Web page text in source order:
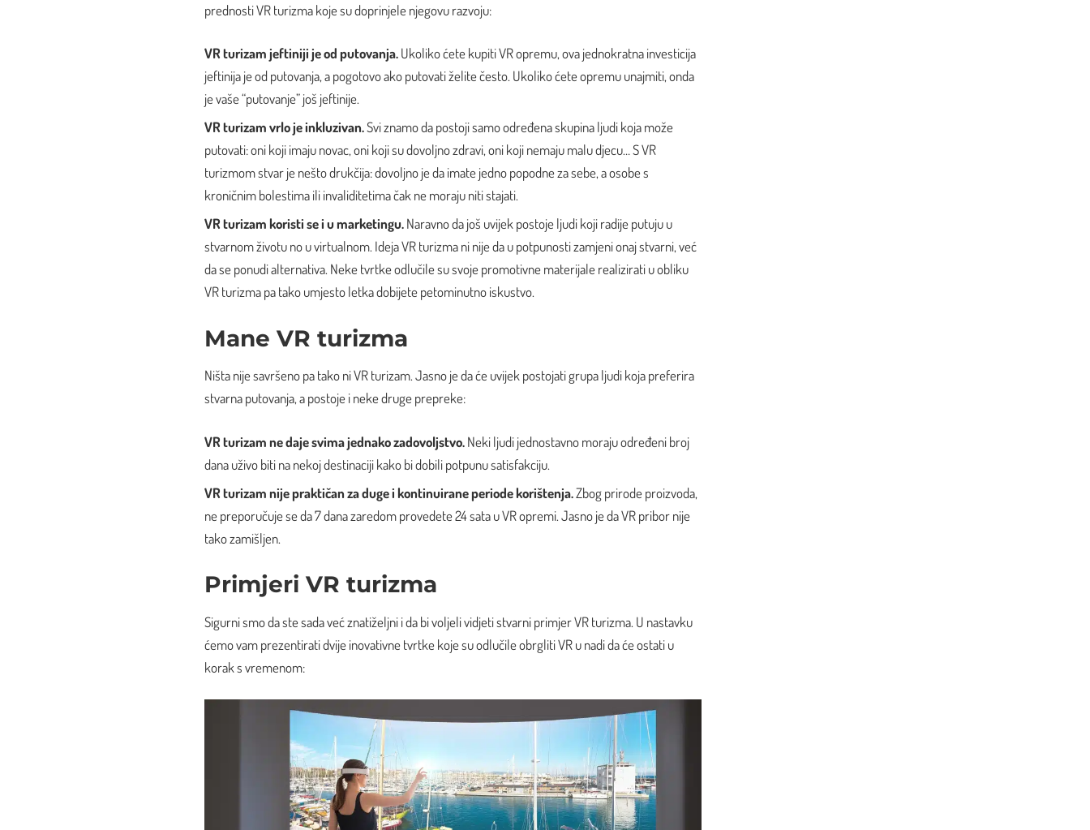
prednosti VR turizma koje su doprinjele njegovu razvoju:
VR turizam jeftiniji je od putovanja.Ukoliko ćete kupiti VR opremu, ova jednokratna investicija
jeftinija je od putovanja, a pogotovo ako putovati želite često. Ukoliko ćete opremu unajmiti, onda
je vaše “putovanje” još jeftinije.
VR turizam vrlo je inkluzivan.Svi znamo da postoji samo određena skupina ljudi koja može
putovati: oni koji imaju novac, oni koji su dovoljno zdravi, oni koji nemaju malu djecu… S VR
turizmom stvar je nešto drukčija: dovoljno je da imate jedno popodne za sebe, a osobe s
kroničnim bolestima ili invaliditetima čak ne moraju niti stajati.
VR turizam koristi se i u marketingu.Naravno da još uvijek postoje ljudi koji radije putuju u
stvarnom životu no u virtualnom. Ideja VR turizma ni nije da u potpunosti zamjeni onaj stvarni, već
da se ponudi alternativa. Neke tvrtke odlučile su svoje promotivne materijale realizirati u obliku
VR turizma pa tako umjesto letka dobijete petominutno iskustvo.
Mane VR turizma
Ništa nije savršeno pa tako ni VR turizam. Jasno je da će uvijek postojati grupa ljudi koja preferira
stvarna putovanja, a postoje i neke druge prepreke:
VR turizam ne daje svima jednako zadovoljstvo.Neki ljudi jednostavno moraju određeni broj
dana uživo biti na nekoj destinaciji kako bi dobili potpunu satisfakciju.
VR turizam nije praktičan za duge i kontinuirane periode korištenja.Zbog prirode proizvoda,
ne preporučuje se da 7 dana zaredom provedete 24 sata u VR opremi. Jasno je da VR pribor nije
tako zamišljen.
Primjeri VR turizma
Sigurni smo da ste sada već znatiželjni i da bi voljeli vidjeti stvarni primjer VR turizma. U nastavku
ćemo vam prezentirati dvije inovativne tvrtke koje su odlučile obrgliti VR u nadi da će ostati u
korak s vremenom: